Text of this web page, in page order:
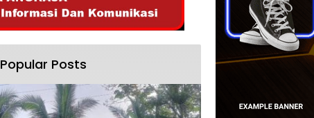
Popular Posts